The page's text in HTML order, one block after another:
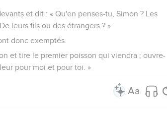
et dit : « Qu'en penses-tu, Simon ? Les
leurs fils ou des étrangers ? »
donc exemptés.
et tire le premier poisson qui viendra ; ouvre-
pour moi et pour toi. »